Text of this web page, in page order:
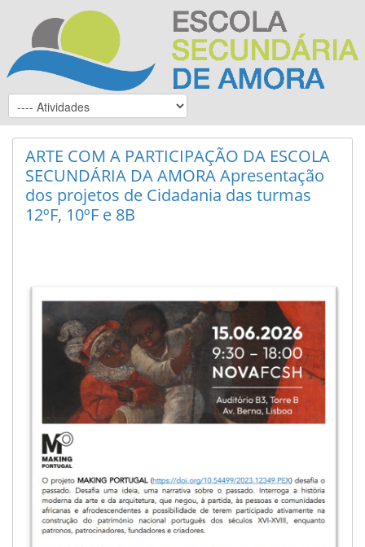
ARTE COM A PARTICIPAÇÃO DA ESCOLA
SECUNDÁRIA DA AMORA Apresentação
dos projetos de Cidadania das turmas
12ºF, 10ºF e 8B